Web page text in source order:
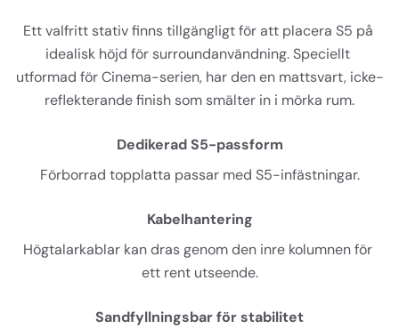
Ett valfritt stativ finns tillgängligt för att placera S5 på
idealisk höjd för surroundanvändning. Speciellt
utformad för Cinema-serien, har den en mattsvart, icke-
reflekterande finish som smälter in i mörka rum.
Dedikerad S5-passform
Förborrad topplatta passar med S5-infästningar.
Kabelhantering
Högtalarkablar kan dras genom den inre kolumnen för
ett rent utseende.
Sandfyllningsbar för stabilitet